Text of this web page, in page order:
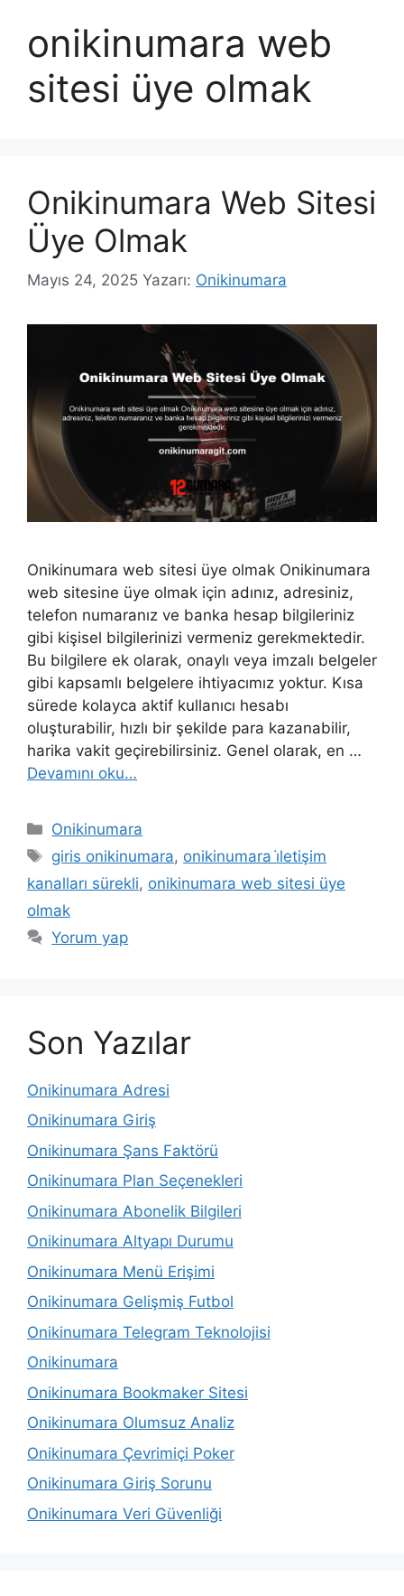
onikinumara web
sitesi üye olmak
Onikinumara Web Sitesi
Üye Olmak
Mayıs 24, 2025 Yazarı: Onikinumara
Onikinumara web sitesi üye olmak Onikinumara
web sitesine üye olmak için adınız, adresiniz,
telefon numaranız ve banka hesap bilgileriniz
gibi kişisel bilgilerinizi vermeniz gerekmektedir.
Bu bilgilere ek olarak, onaylı veya imzalı belgeler
gibi kapsamlı belgelere ihtiyacımız yoktur. Kısa
sürede kolayca aktif kullanıcı hesabı
oluşturabilir, hızlı bir şekilde para kazanabilir,
harika vakit geçirebilirsiniz. Genel olarak, en …
Devamını oku…
Kategoriler
Onikinumara
Etiketler
giris onikinumara, onikinumara i̇letişim
kanalları sürekli, onikinumara web sitesi üye
olmak
Yorum yap
Son Yazılar
Onikinumara Adresi
Onikinumara Giriş
Onikinumara Şans Faktörü
Onikinumara Plan Seçenekleri
Onikinumara Abonelik Bilgileri
Onikinumara Altyapı Durumu
Onikinumara Menü Erişimi
Onikinumara Gelişmiş Futbol
Onikinumara Telegram Teknolojisi
Onikinumara
Onikinumara Bookmaker Sitesi
Onikinumara Olumsuz Analiz
Onikinumara Çevrimiçi Poker
Onikinumara Giriş Sorunu
Onikinumara Veri Güvenliği